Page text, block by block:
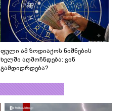
ფული ამ ზოდიაქოს ნიშნების
ხელში აღმოჩნდება: ვინ
გამდიდრდება?